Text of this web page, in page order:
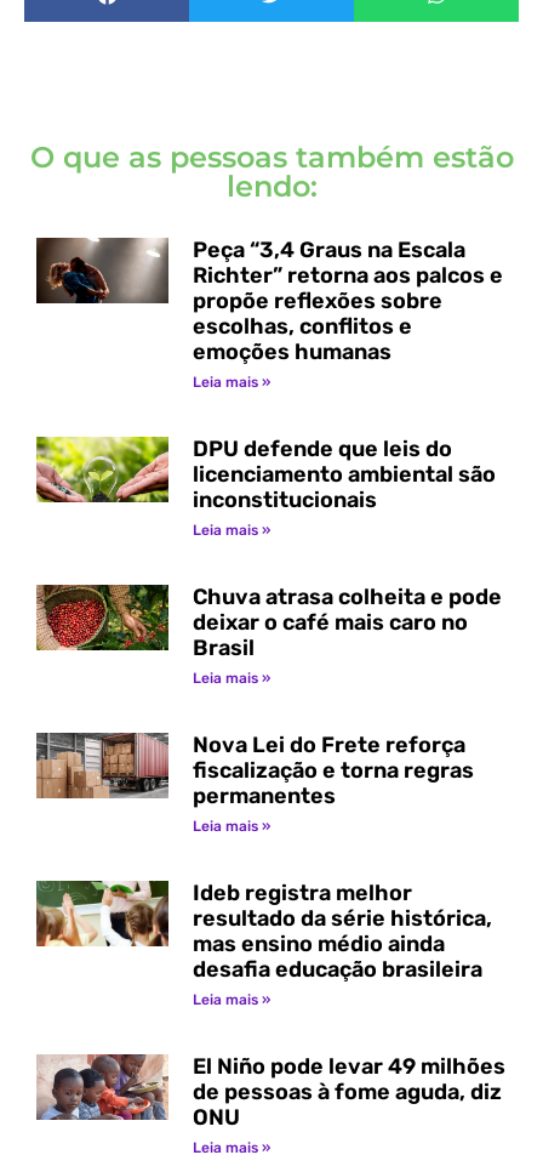
O que as pessoas também estão
lendo:
Peça “3,4 Graus na Escala
Richter” retorna aos palcos e
propõe reflexões sobre
escolhas, conflitos e
emoções humanas
Leia mais »
DPU defende que leis do
licenciamento ambiental são
inconstitucionais
Leia mais »
Chuva atrasa colheita e pode
deixar o café mais caro no
Brasil
Leia mais »
Nova Lei do Frete reforça
fiscalização e torna regras
permanentes
Leia mais »
Ideb registra melhor
resultado da série histórica,
mas ensino médio ainda
desafia educação brasileira
Leia mais »
El Niño pode levar 49 milhões
de pessoas à fome aguda, diz
ONU
Leia mais »